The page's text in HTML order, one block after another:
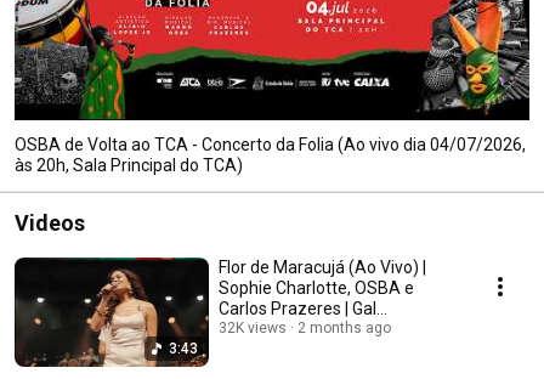
OSBA de Volta ao TCA - Concerto da Folia (Ao vivo dia 04/07/2026,
às 20h, Sala Principal do TCA)
Videos
3:43
Flor de Maracujá (Ao Vivo) |
Sophie Charlotte, OSBA e
Carlos Prazeres | Gal
80:Homenagem a Gal Costa
32K views 2 months ago